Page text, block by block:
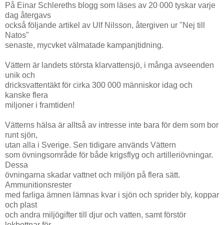
På Einar Schlereths blogg som läses av 20 000 tyskar varje
dag återgavs
också följande artikel av Ulf Nilsson, återgiven ur "Nej till
Natos"
senaste, mycvket välmatade kampanjtidning.
Vättern är landets största klarvattensjö, i många avseenden
unik och
dricksvattentäkt för cirka 300 000 människor idag och
kanske flera
miljoner i framtiden!
Vätterns hälsa är alltså av intresse inte bara för dem som bor
runt sjön,
utan alla i Sverige. Sen tidigare används Vättern
som övningsområde för både krigsflyg och artilleriövningar.
Dessa
övningarna skadar vattnet och miljön på flera sätt.
Ammunitionsrester
med farliga ämnen lämnas kvar i sjön och sprider bly, koppar
och plast
och andra miljögifter till djur och vatten, samt förstör